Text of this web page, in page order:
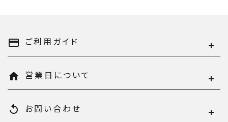
payment ご利用ガイド
home 営業日について
replay お問い合わせ